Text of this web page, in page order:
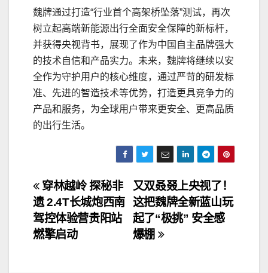
魏牌通过打造“行业首个高架桥坠落”测试，再次
树立起高端新能源出行全面安全保障的新标杆，
并获得央视背书，展现了作为中国自主品牌强大
的技术自信和产品实力。未来，魏牌将继续以安
全作为守护用户的核心维度，通过严苛的研发标
准、先进的智造技术等优势，打造更具竞争力的
产品和服务，为全球用户带来更安全、更高品质
的出行生活。
文
章
导
又双叒叕上央视了！
这把魏牌全新蓝山玩
起了“极挑” 安全感
爆棚
穿林越岭 探秘非
遗 2.4T长城炮西南
驾控体验营贵阳站
燃擎启动